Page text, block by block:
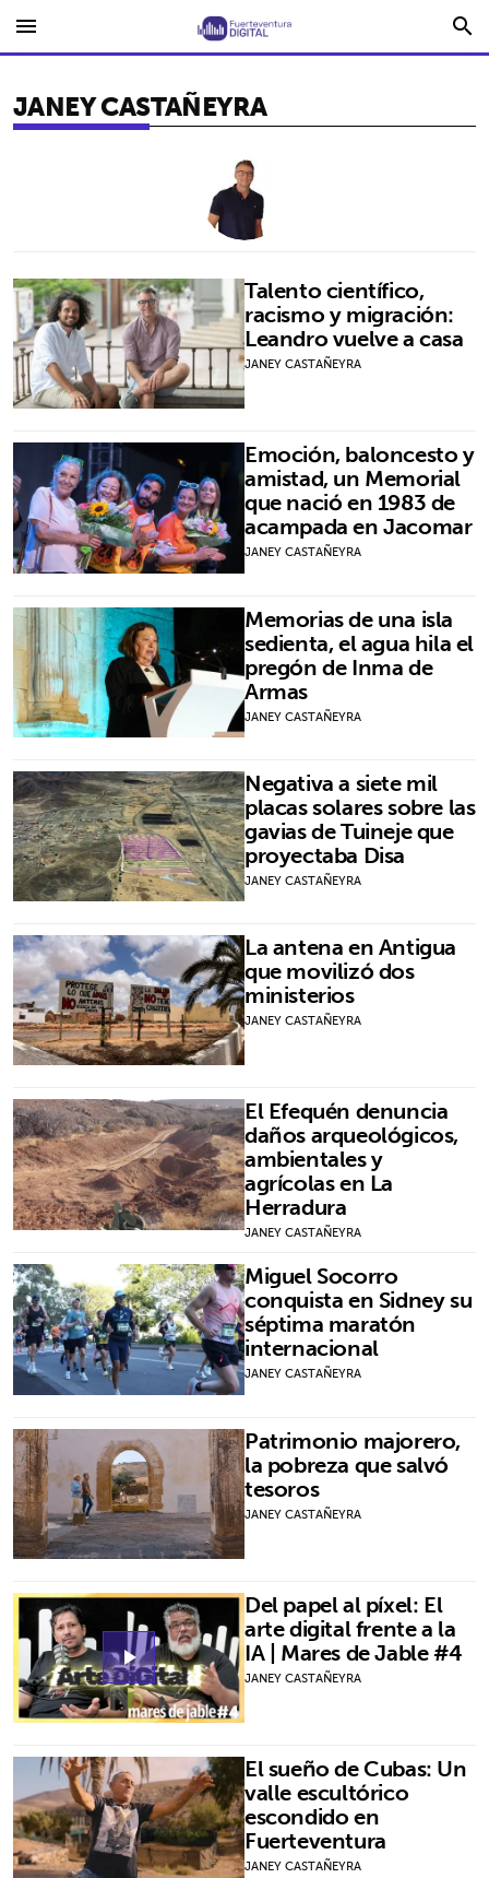
menu search
JANEY CASTAÑEYRA
Talento científico,
racismo y migración:
Leandro vuelve a casa
JANEY CASTAÑEYRA
Emoción, baloncesto y
amistad, un Memorial
que nació en 1983 de
acampada en Jacomar
JANEY CASTAÑEYRA
Memorias de una isla
sedienta, el agua hila el
pregón de Inma de
Armas
JANEY CASTAÑEYRA
Negativa a siete mil
placas solares sobre las
gavias de Tuineje que
proyectaba Disa
JANEY CASTAÑEYRA
La antena en Antigua
que movilizó dos
ministerios
JANEY CASTAÑEYRA
El Efequén denuncia
daños arqueológicos,
ambientales y
agrícolas en La
Herradura
JANEY CASTAÑEYRA
Miguel Socorro
conquista en Sidney su
séptima maratón
internacional
JANEY CASTAÑEYRA
Patrimonio majorero,
la pobreza que salvó
tesoros
JANEY CASTAÑEYRA
play_arrow
Del papel al píxel: El
arte digital frente a la
IA | Mares de Jable #4
JANEY CASTAÑEYRA
El sueño de Cubas: Un
valle escultórico
escondido en
Fuerteventura
JANEY CASTAÑEYRA